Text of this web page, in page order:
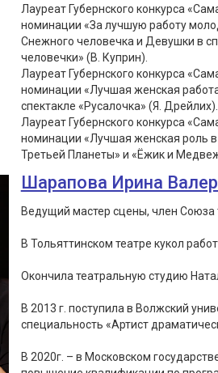
Лауреат Губернского конкурса
номинации «За лучшую работу
Снежного человечка и Девушки в
человечки» (В. Куприн).
Лауреат Губернского конкурса
номинации «Лучшая женская
спектакле «Русалочка» (Я. Дрейлих).
Лауреат Губернского конкурса
номинации «Лучшая женская роль в
Третьей Планеты» и «Ёжик и
Шарапова Ирина
Ведущий мастер сцены, член Союза
В Тольяттинском театре кукол
Окончила театральную студию
В 2013 г. поступила в Волжский
специальность «Артист
В 2020г. – в Московском